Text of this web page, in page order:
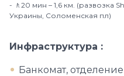
🚶20 мин – 1,6 км. (развозка
Украины, Соломенская пл)
Инфраструктура
Банкомат,